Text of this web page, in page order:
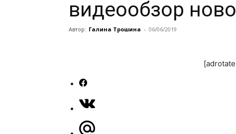
видеообзор
Автор: Галина Трошина - 06/06/2019